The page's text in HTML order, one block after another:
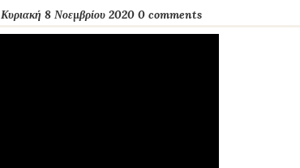
Κυριακή 8 Νοεμβρίου 2020 0 comments